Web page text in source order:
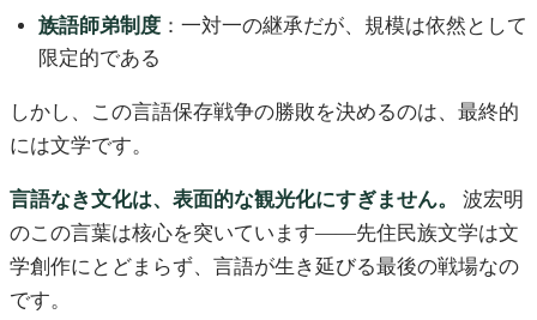
族語師弟制度 ：一対一の継承だが、規模は依然として
限定的である
しかし、この言語保存戦争の勝敗を決めるのは、最終的
には文学です。
言語なき文化は、表面的な観光化にすぎません。
波宏明
のこの言葉は核心を突いています——先住民族文学は文
学創作にとどまらず、言語が生き延びる最後の戦場なの
です。